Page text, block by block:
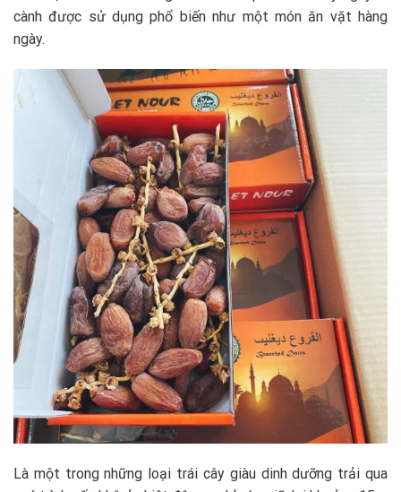
cành được sử dụng phổ biến như một món ăn vặt hàng
ngày.
Là một trong những loại trái cây giàu dinh dưỡng trải qua